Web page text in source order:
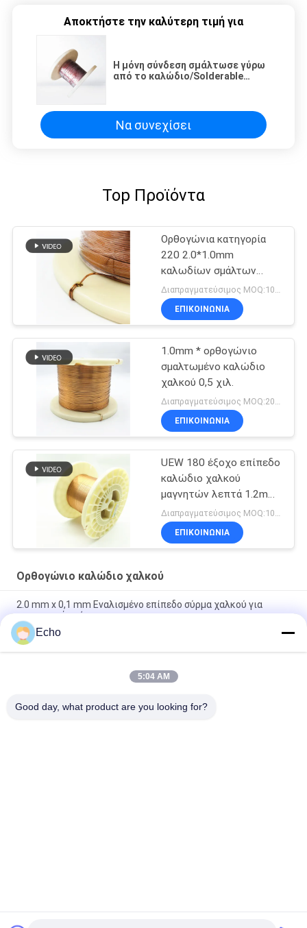
Αποκτήστε την καλύτερη τιμή για
Η μόνη σύνδεση σμάλτωσε γύρω
από το καλώδιο/Solderable
φορτιστή
Να συνεχίσει
Top Προϊόντα
Ορθογώνια κατηγορία
220 2.0*1.0mm
καλωδίων σμάλτων
χαλκού AIW
Διαπραγματεύσιμος MOQ:10 χιλιόγραμμο/χιλιόγραμμα
ΕΠΙΚΟΙΝΩΝΙΑ
1.0mm * ορθογώνιο
σμαλτωμένο καλώδιο
χαλκού 0,5 χιλ.
ΕΠΙΚΟΙΝΩΝΙΑ
UEW 180 έξοχο επίπεδο
καλώδιο χαλκού
μαγνητών λεπτά 1.2mm
για το τύλιγμα
ΕΠΙΚΟΙΝΩΝΙΑ
Ορθογώνιο καλώδιο χαλκού
2.0 mm x 0,1 mm Εναλισμένο επίπεδο σύρμα χαλκού για
ενεργειακά οχήματα
Υπερ 1,8 mmx0,2 mm UL AIW Εναμελωμένο χαλκό επίπεδο
σύρμα για κινητήρα
UEWH Υπερ λεπτές 1,5 mmx0,1 mm ορθογώνιες σμιλεμένες
Echo
5:04 AM
Good day, what product are you looking for?